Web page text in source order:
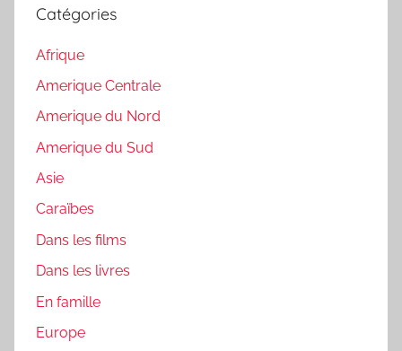
Catégories
Afrique
Amerique Centrale
Amerique du Nord
Amerique du Sud
Asie
Caraïbes
Dans les films
Dans les livres
En famille
Europe